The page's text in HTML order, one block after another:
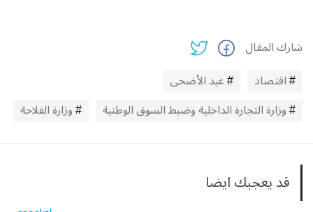
شارك المقال
اقتصاد
عيد الأضحى
وزارة التجارة الداخلية وضبط السوق الوطنية
وزارة الفلاحة
قد يعجبك ايضا